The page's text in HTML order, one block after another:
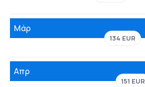
Μάρ
134 EUR
Απρ
151 EUR